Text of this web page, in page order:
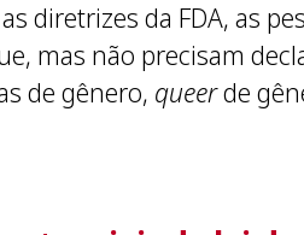
diretrizes da FDA, as
mas não precisam
de gênero, queerde